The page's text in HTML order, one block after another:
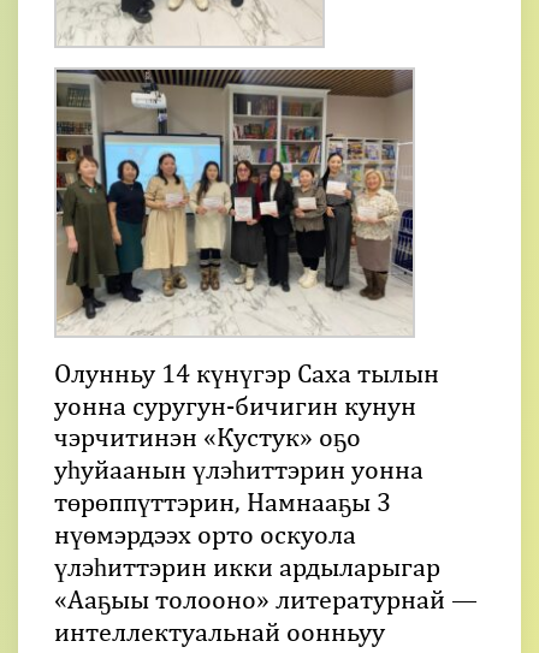
Олунньу 14 күнүгэр Саха тылын
уонна суругун-бичигин кунун
чэрчитинэн «Кустук» оҕо
уһуйаанын үлэһиттэрин уонна
төрөппүттэрин, Намнааҕы 3
нүөмэрдээх орто оскуола
үлэһиттэрин икки ардыларыгар
«Ааҕыы толооно» литературнай —
интеллектуальнай оонньуу